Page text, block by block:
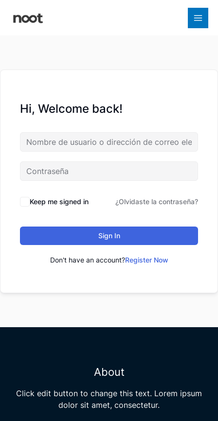
Hi, Welcome back!
Keep me signed in ¿Olvidaste la contraseña?
Sign In
Don't have an account?Register Now
About
Click edit button to change this text. Lorem ipsum
dolor sit amet, consectetur.